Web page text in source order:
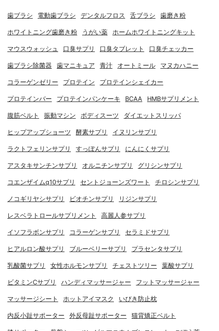
歯ブラシ 電動歯ブラシ デンタルフロス 舌ブラシ 歯磨き粉
ホワイトニング歯磨き粉 うがい薬 ホームホワイトニングキット
マウスウォッシュ 口臭サプリ 口臭タブレット 口臭チェッカー
歯ブラシ除菌器 歯マニキュア 青汁 オートミール マヌカハニー
コラーゲンゼリー プロテイン プロテインシェイカー
プロテインバー プロテインパンケーキ BCAA HMBサプリメント
腹筋ベルト 振動マシン ボディスーツ ダイエットスリッパ
ヒップアップショーツ 酵素サプリ イヌリンサプリ
ラクトフェリンサプリ すっぽんサプリ にんにくサプリ
アスタキサンチンサプリ オルニチンサプリ グリシンサプリ
コエンザイムq10サプリ セントジョーンズワート チロシンサプリ
ノコギリヤシサプリ ビオチンサプリ リジンサプリ
レスベラトロールサプリメント 高麗人参サプリ
イソフラボンサプリ コラーゲンサプリ セラミドサプリ
ヒアルロン酸サプリ ブルーベリーサプリ プラセンタサプリ
乳酸菌サプリ 女性ホルモンサプリ チェストツリー 葉酸サプリ
ビタミンCサプリ ハンディマッサージャー フットマッサージャー
マッサージシート ホットアイマスク いびき防止枕
内反小趾サポーター 外反母趾サポーター 猫背矯正ベルト